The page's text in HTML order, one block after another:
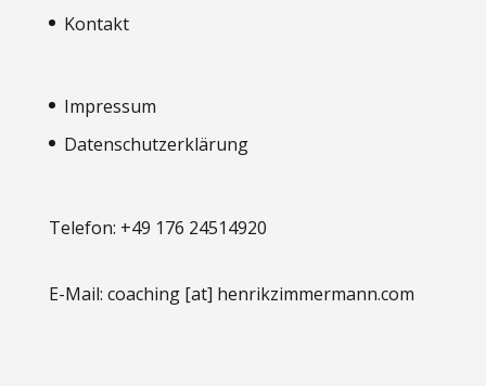
Kontakt
Impressum
Datenschutzerklärung
Telefon: +49 176 24514920
E-Mail: coaching [at] henrikzimmermann.com